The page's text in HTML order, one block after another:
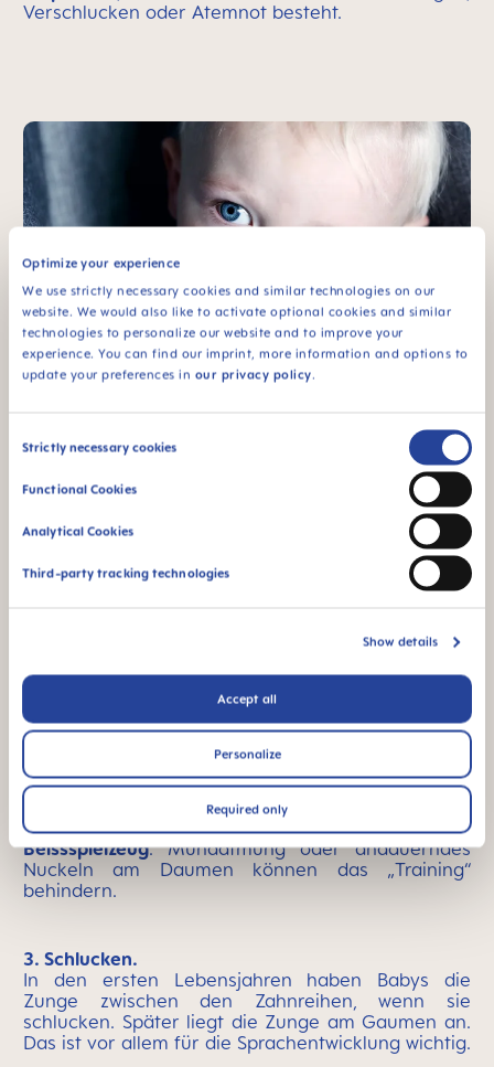
Optimize your experience
We use strictly necessary cookies and similar technologies on our
website. We would also like to activate optional cookies and similar
technologies to personalize our website and to improve your
experience. You can find our imprint, more information and options to
update your preferences in our privacy policy.
Consent
Strictly necessary cookies
Functional Cookies
Analytical Cookies
Third-party tracking technologies
Show details
Accept all
Personalize
Required only
Verschlucken oder Atemnot besteht.
Die wichtige Rolle des
Mundes
Warum das Zahnen Eltern und Kinder so sehr
beschäftigt, ist schnell erklärt: Der Mundbereich ist
sensibel und für zahlreiche Funktionen bzw.
Fähigkeiten wichtig:
Gesundes Atmen durch die Nase funktioniert nur,
wenn im Mund alles stimmt. Achte darauf, dass
dein Schatz seineLippen richtig schliessenkann –
sprich mit einem Arzt oder einer Ärztin, wenn das
nicht der Fall sein sollte.
2. Kauen.
Damit Essen später zum gesunden Vergnügen
wird, müssen dieKaumuskeln früh üben, z.B. mit
Beissspielzeug. Mundatmung oder andauerndes
Nuckeln am Daumen können das „Training“
behindern.
3. Schlucken.
In den ersten Lebensjahren haben Babys die
Zunge zwischen den Zahnreihen, wenn sie
schlucken. Später liegt die Zunge am Gaumen an.
Das ist vor allem für die Sprachentwicklung wichtig.